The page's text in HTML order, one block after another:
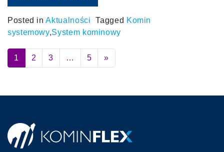
Posted inAktualności Tagged Komin
systemowy,System kominowy
Posts navigation
1 2 3 … 5 »